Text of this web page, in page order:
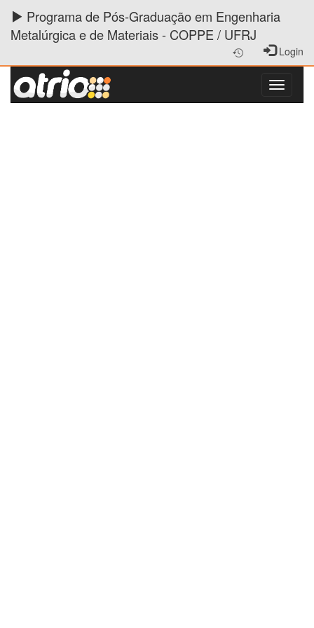
Programa de Pós-Graduação em Engenharia
Metalúrgica e de Materiais - COPPE / UFRJ
Login